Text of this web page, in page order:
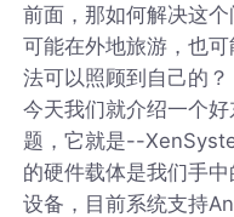
前面，那如何解决这
可能在外地旅游，也
法可以照顾到自己的？
今天我们就介绍一个
题，它就是--
的硬件载体是我们手
设备，目前系统支持